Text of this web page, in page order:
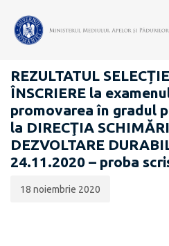
CARIERĂ
REZULTATUL
ÎNSCRIERE la
promovarea în gradul
la DIRECŢIA
DEZVOLTARE
24.11.2020 – proba
publicării:
18 noiembrie 2020